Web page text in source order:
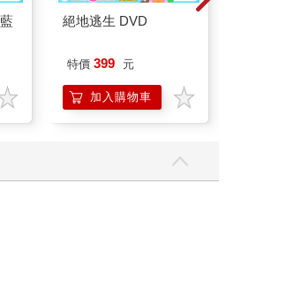
絕地逃生 DVD
特價 399 元
加入購物車